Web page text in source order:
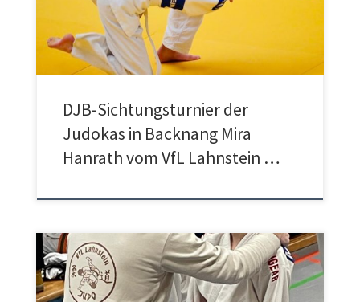
Kampfgeist ging sie in ihre 2 Begegnungen, die sie leider nicht
für sich entscheiden konnte und schied somit frühzeitig […]
DJB-Sichtungsturnier der
Judokas in Backnang Mira
Hanrath vom VfL Lahnstein …
Am vergangenen Karnevalswochende fanden die
Südwestdeutschen Einzelmeisterschaften in Wörrstadt statt.